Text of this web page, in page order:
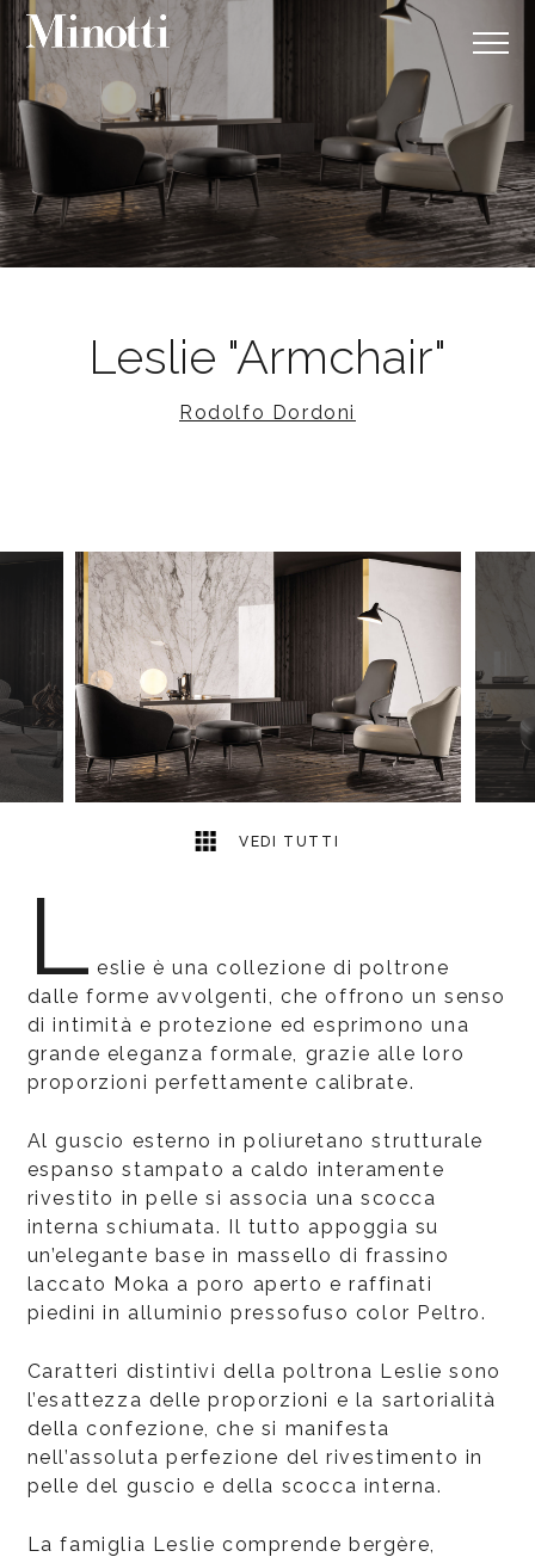
Leslie "Armchair"
Rodolfo Dordoni
VEDI TUTTI
2
L eslie è una collezione di poltrone
dalle forme avvolgenti, che offrono un senso
di intimità e protezione ed esprimono una
grande eleganza formale, grazie alle loro
proporzioni perfettamente calibrate.
Al guscio esterno in poliuretano strutturale
espanso stampato a caldo interamente
rivestito in pelle si associa una scocca
interna schiumata. Il tutto appoggia su
un’elegante base in massello di frassino
laccato Moka a poro aperto e raffinati
piedini in alluminio pressofuso color Peltro.
Caratteri distintivi della poltrona Leslie sono
l’esattezza delle proporzioni e la sartorialità
della confezione, che si manifesta
nell’assoluta perfezione del rivestimento in
pelle del guscio e della scocca interna.
La famiglia Leslie comprende bergère,